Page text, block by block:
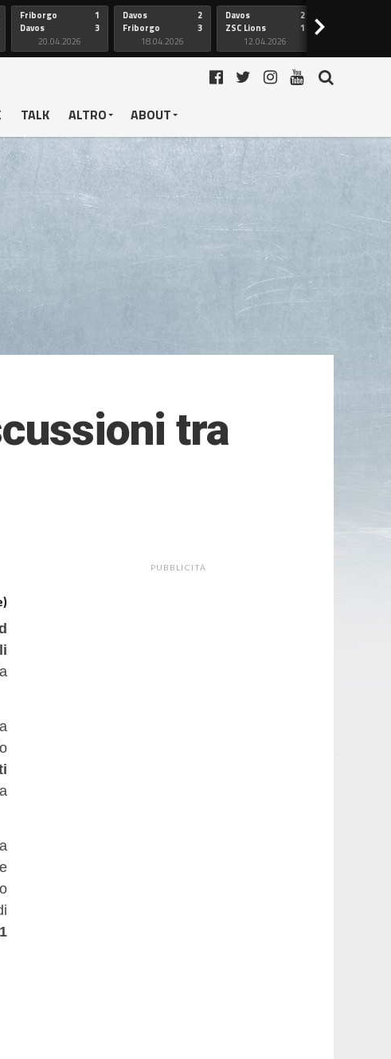
Friborgo
Davos
1
3
20.04.2026
Davos
Friborgo
2
3
18.04.2026
Davos
ZSC Lions
2
1
12.04.2026
>
TALK ALTRO ABOUT
tra
PUBBLICITÀ